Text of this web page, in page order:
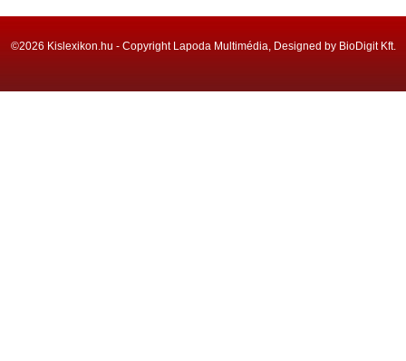
©2026 Kislexikon.hu - Copyright Lapoda Multimédia, Designed by BioDigit Kft.